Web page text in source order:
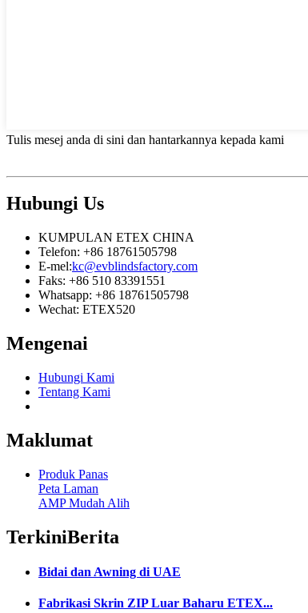
Tulis mesej anda di sini dan hantarkannya kepada kami
Hubungi Us
KUMPULAN ETEX CHINA
Telefon: +86 18761505798
E-mel:kc@evblindsfactory.com
Faks: +86 510 83391551
Whatsapp: +86 18761505798
Wechat: ETEX520
Mengenai
Hubungi Kami
Tentang Kami
Maklumat
Produk Panas
Peta Laman
AMP Mudah Alih
TerkiniBerita
Bidai dan Awning di UAE
Fabrikasi Skrin ZIP Luar Baharu ETEX...